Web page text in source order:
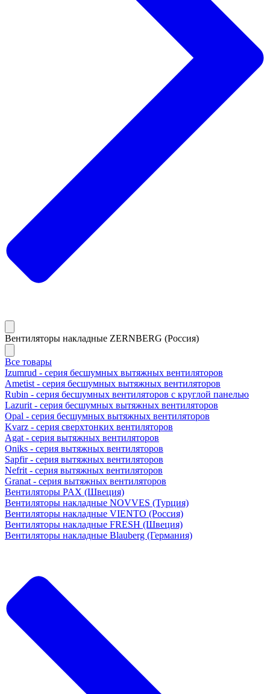
Вентиляторы накладные ZERNBERG (Россия)
Все товары
Izumrud - серия бесшумных вытяжных вентиляторов
Ametist - серия бесшумных вытяжных вентиляторов
Rubin - серия бесшумных вентиляторов с круглой панелью
Lazurit - серия бесшумных вытяжных вентиляторов
Opal - серия бесшумных вытяжных вентиляторов
Kvarz - серия сверхтонких вентиляторов
Agat - серия вытяжных вентиляторов
Oniks - серия вытяжных вентиляторов
Sapfir - серия вытяжных вентиляторов
Nefrit - серия вытяжных вентиляторов
Granat - серия вытяжных вентиляторов
Вентиляторы PAX (Швеция)
Вентиляторы накладные NOVVES (Турция)
Вентиляторы накладные VIENTO (Россия)
Вентиляторы накладные FRESH (Швеция)
Вентиляторы накладные Blauberg (Германия)